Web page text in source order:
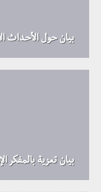
بيان حول الأحداث
بيان تعزية